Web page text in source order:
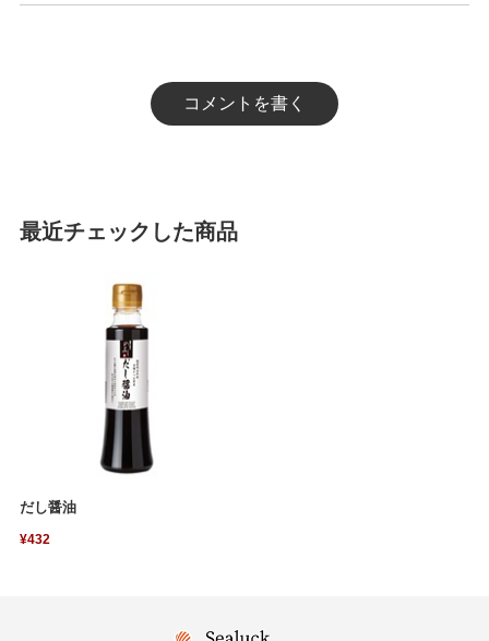
コメントを書く
最近チェックした商品
だし醤油
¥432